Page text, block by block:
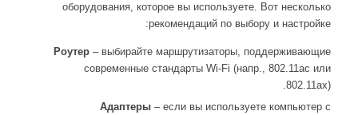
оборудования, которое вы используете. Вот несколько
рекомендаций по выбору и настройке:
Роутер – выбирайте маршрутизаторы, поддерживающие
современные стандарты Wi-Fi (напр., 802.11ac или
802.11ax).
Адаптеры – если вы используете компьютер с